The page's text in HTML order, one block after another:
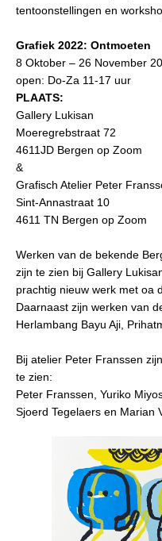
tentoonstellingen en
Grafiek 2022: Ontmoeten
8 Oktober – 26 November
open: Do-Za 11-17 uur
PLAATS:
Gallery Lukisan
Moeregrebstraat 72
4611JD Bergen op Zoom
&
Grafisch Atelier Peter
Sint-Annastraat 10
4611 TN Bergen op Zoom
Werken van de bekende
zijn te zien bij Gallery
prachtig nieuw werk met oa
Daarnaast zijn werken van
Herlambang Bayu Aji,
Bij atelier Peter Franssen
te zien:
Peter Franssen, Yuriko
Sjoerd Tegelaers en Marian